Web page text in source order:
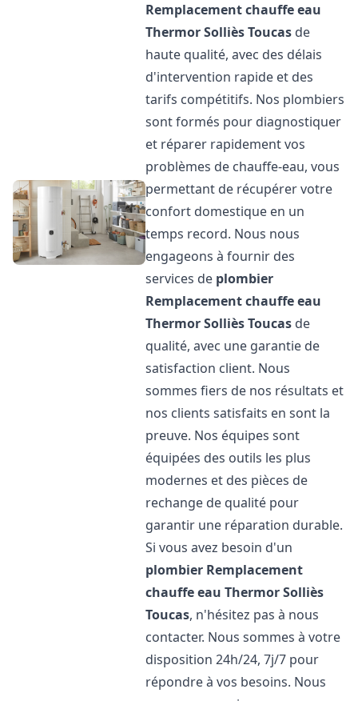
Remplacement chauffe eau
ThermorSolliès Toucas de
haute qualité, avec des délais
d'intervention rapide et des
tarifs compétitifs. Nos plombiers
sont formés pour diagnostiquer
et réparer rapidement vos
problèmes de chauffe-eau, vous
permettant de récupérer votre
confort domestique en un
temps record. Nous nous
engageons à fournir des
services de plombier
Remplacement chauffe eau
ThermorSolliès Toucas de
qualité, avec une garantie de
satisfaction client. Nous
sommes fiers de nos résultats et
nos clients satisfaits en sont la
preuve. Nos équipes sont
équipées des outils les plus
modernes et des pièces de
rechange de qualité pour
garantir une réparation durable.
Si vous avez besoin d'un
plombier Remplacement
chauffe eau ThermorSolliès
Toucas, n'hésitez pas à nous
contacter. Nous sommes à votre
disposition 24h/24, 7j/7 pour
répondre à vos besoins. Nous